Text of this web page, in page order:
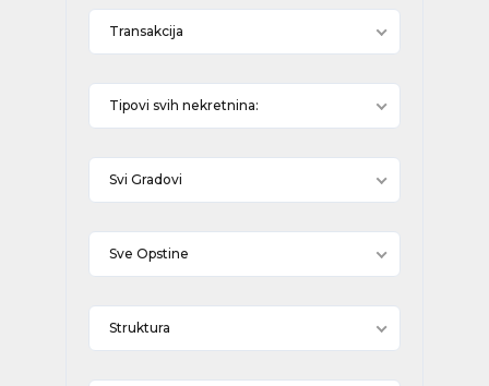
Transakcija
Tipovi svih nekretnina:
Svi Gradovi
Sve Opstine
Struktura